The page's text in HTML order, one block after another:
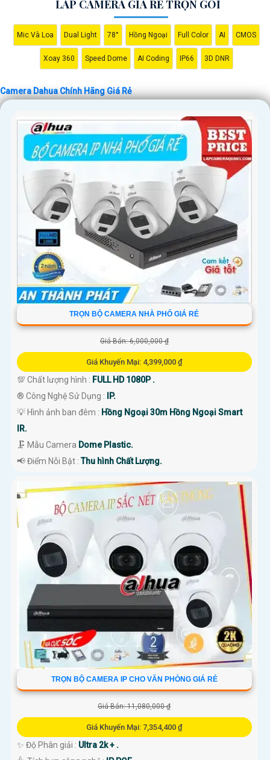
LẮP CAMERA GIÁ RẺ TRỌN GÓI
Mic Và Loa Dual Light 78° Hồng Ngoại Full Color AI CMOS
Xoay 360 Speed Dome AI Coding IP66 3D DNR
Camera Dahua Chính Hãng Giá Rẻ
TRỌN BỘ CAMERA NHÀ PHỐ GIÁ RẺ
Giá Bán: 6,000,000 ₫
Giá Khuyến Mại: 4,399,000 ₫
💯 Chất lượng hình : FULL HD 1080P .
®️ Công Nghệ Sử Dụng :
IP.
💡 Hình ảnh ban đêm : Hồng Ngoại 30m Hồng Ngoại Smart
IR.
🗜️ Mẫu Camera Dome Plastic.
️📢 Điểm Nỗi Bật :Thu hình Chất Lượng.
TRỌN BỘ CAMERA IP CHO VĂN PHÒNG GIÁ RẺ
Giá Bán: 11,080,000 ₫
Giá Khuyến Mại: 7,354,400 ₫
✨ Độ Phân giải : Ultra 2k + .